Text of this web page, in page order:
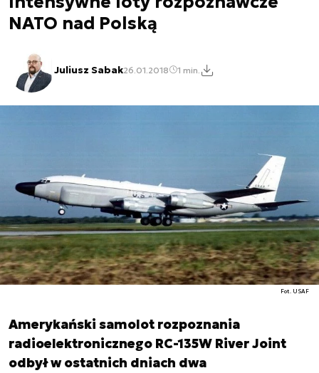
NATO nad Polską
Juliusz Sabak26.01.2018 1 min.
Fot. USAF
Amerykański samolot rozpoznania
radioelektronicznego RC-135W River Joint
odbył w ostatnich dniach dwa